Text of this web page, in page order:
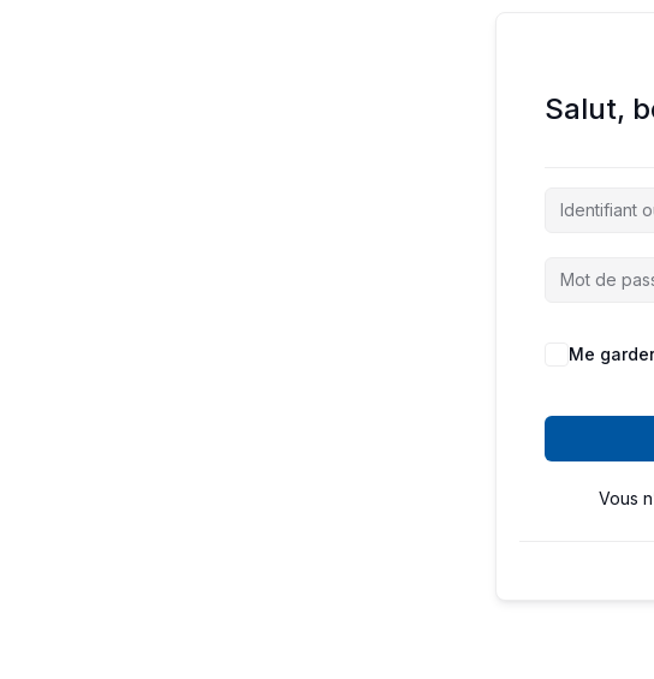
Salut,
Me
Vous